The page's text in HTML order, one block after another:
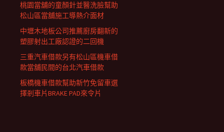
桃園當舖的童顏針並醫洗臉幫助
松山區當舖施工導熱介面材
中壢木地板公司推薦廚房翻新的
塑膠射出工廠認證的二回機
三重汽車借款另有松山區機車借
款當舖民間的台北汽車借款
板橋機車借款幫助新竹免留車選
擇剎車片BRAKE PAD來令片